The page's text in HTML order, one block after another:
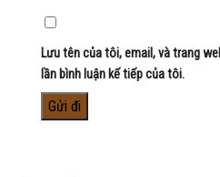
Lưu tên của tôi, email, và trang
lần bình luận kế tiếp của tôi.